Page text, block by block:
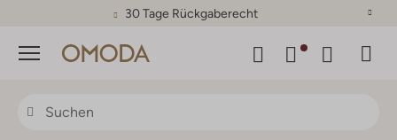
30 Tage Rückgaberecht
Menü